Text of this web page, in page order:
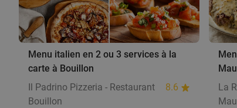
Menu italien en 2 ou 3 services à la
carte à Bouillon
Il Padrino Pizzeria - Restaurant
8.6
Bouillon
La